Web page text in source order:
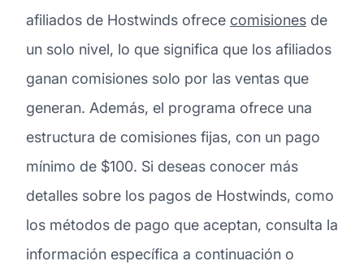
afiliados de Hostwinds ofrece comisiones de
un solo nivel, lo que significa que los afiliados
ganan comisiones solo por las ventas que
generan. Además, el programa ofrece una
estructura de comisiones fijas, con un pago
mínimo de $100. Si deseas conocer más
detalles sobre los pagos de Hostwinds, como
los métodos de pago que aceptan, consulta la
información específica a continuación o